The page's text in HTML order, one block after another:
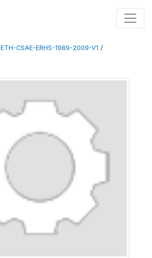
ETH-CSAE-ERHS-1989-2009-V1 /